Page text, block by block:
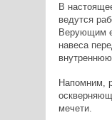
В
ведутся
Верующим
навеса
Напомним,
мечети.